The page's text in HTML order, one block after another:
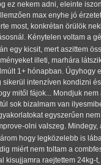
ez nekem adni, eleinte
max enyhe jó
most, konkrétan örülök
Kénytelen voltam a
egy kicsit, mert aszittem
illeti, marhára
1+ hónapban. Úgyhogy
sikerül intenzíven kondizni
mitől fájok... Mondjuk
sok bizalmam van
egyszerűen
olni valszeg. Mindegy,
hogy legközelebb is
miért nem toltam a
kisujjamra raejtettem 24kg-